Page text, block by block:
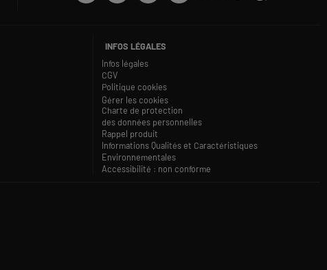
INFOS LÉGALES
Infos légales
CGV
Politique cookies
Gérer les cookies
Charte de protection
des données personnelles
Rappel produit
Informations Qualités et Caractéristiques
Environnementales
Accessibilité : non conforme